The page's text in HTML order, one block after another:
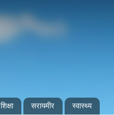
शिक्षा सरायमीर स्वास्थ्य